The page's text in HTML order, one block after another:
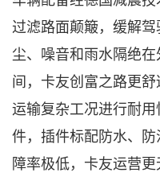
过滤路面颠簸，缓解
尘、噪音和雨水隔绝
间，卡友创富之路更
运输复杂工况进行耐
件，插件标配防水、
障率极低，卡友运营更